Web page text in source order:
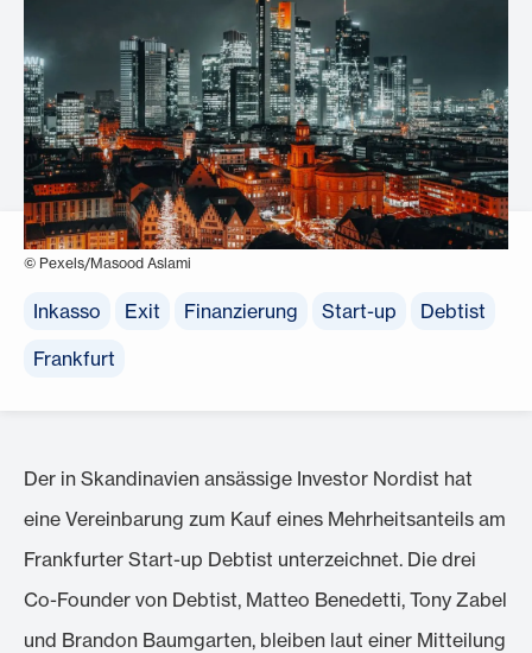
© Pexels/Masood Aslami
Inkasso Exit Finanzierung Start-up
Debtist
Frankfurt
Der in Skandinavien ansässige Investor Nordist hat
eine Vereinbarung zum Kauf eines Mehrheitsanteils am
Frankfurter Start-up Debtist unterzeichnet. Die drei
Co-Founder von Debtist, Matteo Benedetti, Tony Zabel
und Brandon Baumgarten, bleiben laut einer Mitteilung